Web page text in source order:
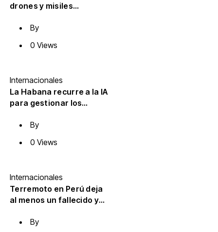
drones y misiles
infraestructura civil en
muertos y siete heridos
By
0 Views
Internacionales
La Habana recurre a la IA
para gestionar los
colapso eléctrico
By
0 Views
Internacionales
Terremoto en Perú deja
al menos un fallecido y
By